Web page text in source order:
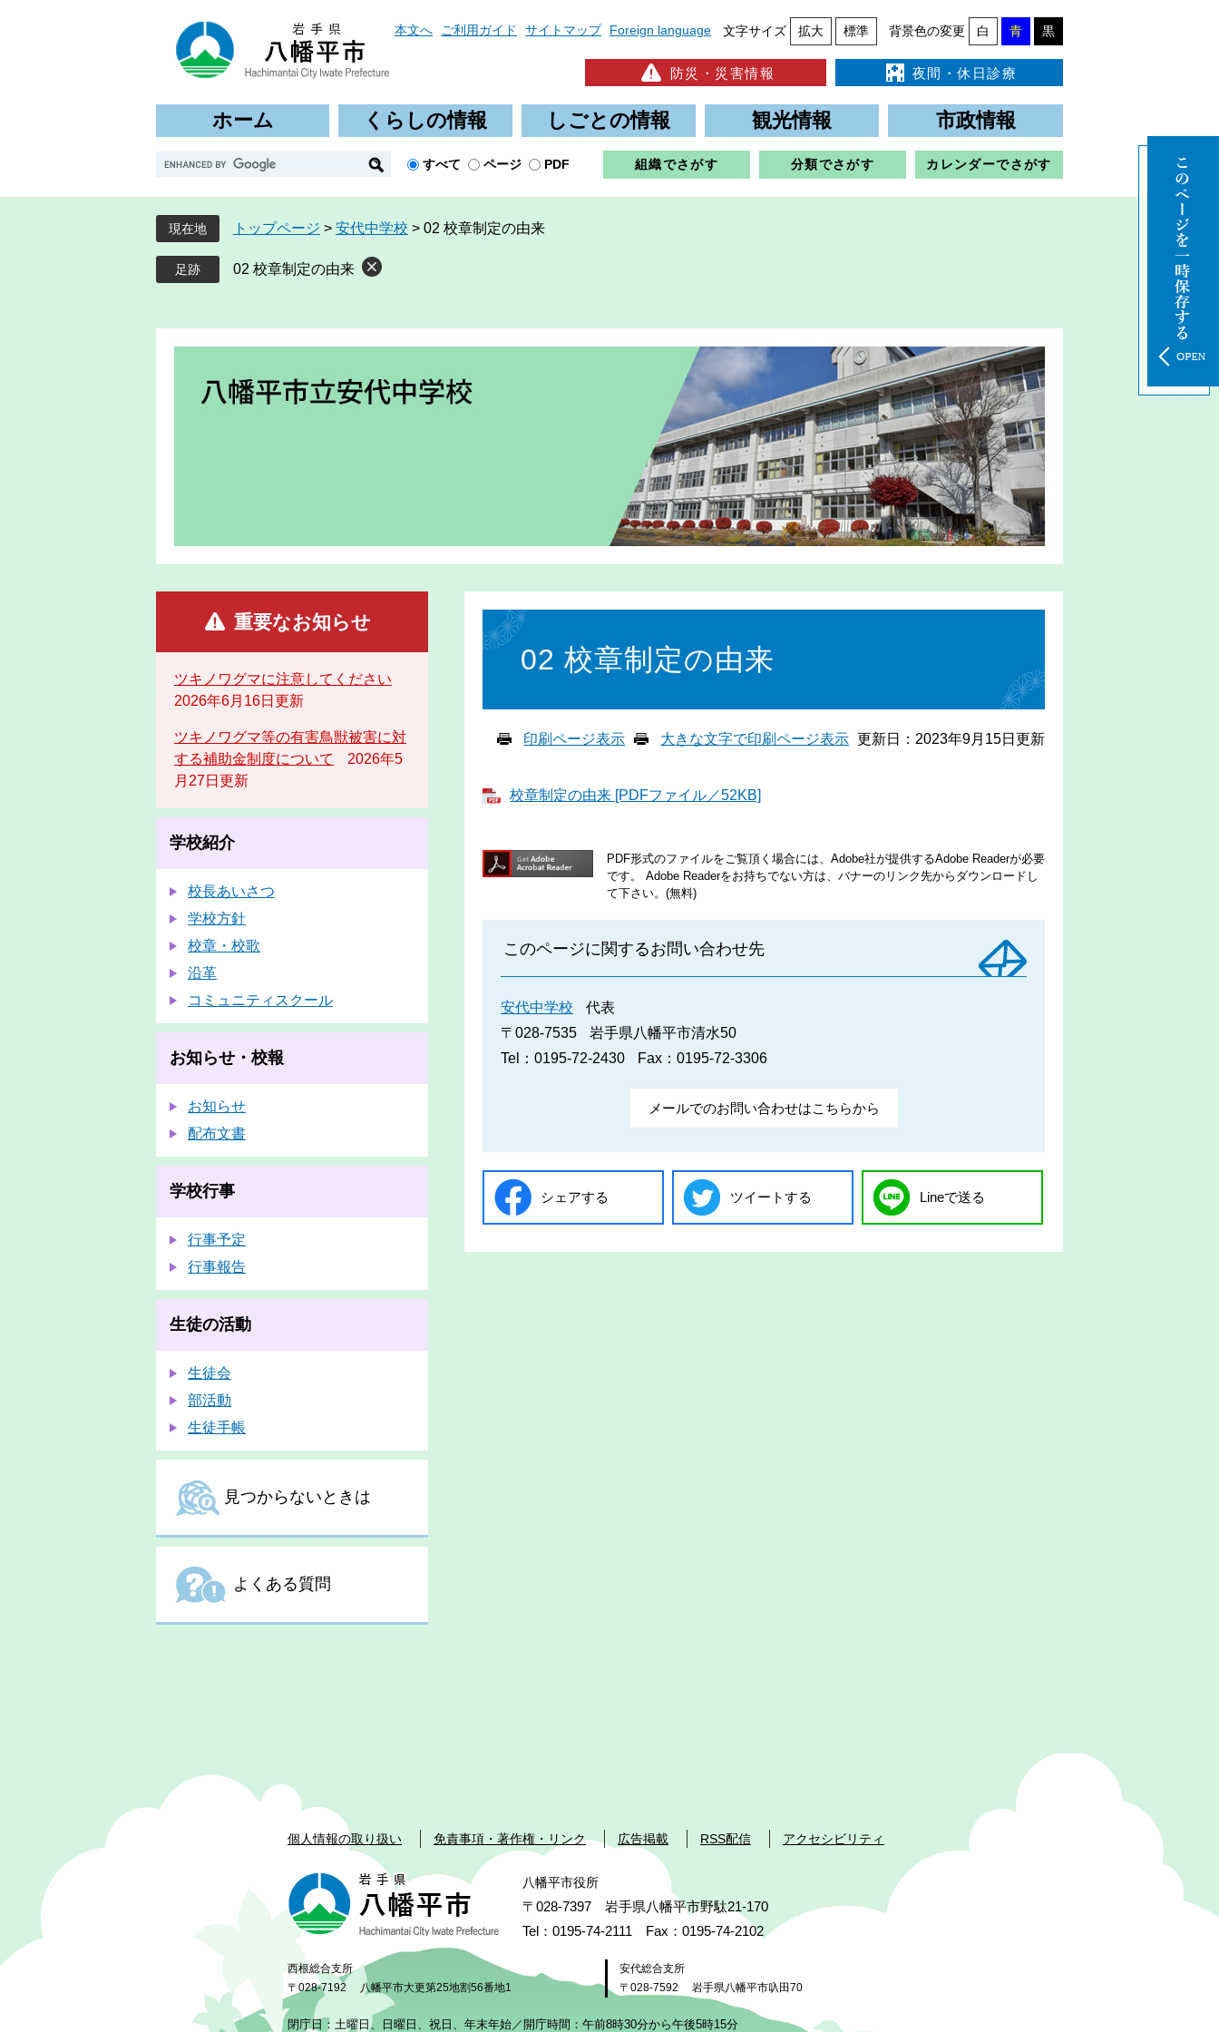
本文へ ご利用ガイド サイトマップ Foreign language 文字サイズ 拡大 標準 背景色の変更 白 青 黒
防災・災害情報 夜間・休日診療
ホーム くらしの情報 しごとの情報 観光情報 市政情報
G
o
g
l
e
カ
すべて ページ PDF 組織でさがす 分類でさがす カレンダーでさがす
現在地 トップページ > 安代中学校 > 02 校章制定の由来
02 校章制定の由来
文
02 校章制定の由来
印刷ページ表示 大きな文字で印刷ページ表示 更新日：2023年9月15日更新
校章制定の由来 [PDFファイル／52KB]
PDF形式のファイルをご覧頂く場合には、Adobe社が提供するAdobe Readerが必要
です。
Adobe Readerをお持ちでない方は、バナーのリンク先からダウンロードし
て下さい。(無料)
このページに関するお問い合わせ先
安代中学校
代表
〒028-7535
岩手県八幡平市清水50
Tel：0195-72-2430
Fax：0195-72-3306
メールでのお問い合わせはこちらから
シェアする ツイートする Lineで送る
重要なお知らせ
ツキノワグマに注意してください
2026年6月16日更新
ツキノワグマ等の有害鳥獣被害に対
する補助金制度について
2026年5
月27日更新
学校紹介
校長あいさつ
学校方針
校章・校歌
沿革
コミュニティスクール
お知らせ・校報
お知らせ
配布文書
学校行事
行事予定
行事報告
生徒の活動
生徒会
部活動
生徒手帳
見つからないときは
よくある質問
個人情報の取り扱い 免責事項・著作権・リンク 広告掲載 RSS配信 アクセシビリティ
八幡平市役所
〒028-7397 岩手県八幡平市野駄21-170
Tel：0195-74-2111 Fax：0195-74-2102
西根総合支所
〒028-7192
八幡平市大更第25地割56番地1
安代総合支所
〒028-7592
岩手県八幡平市叺田70
閉庁日：土曜日、日曜日、祝日、年末年始／開庁時間：午前8時30分から午後5時15分